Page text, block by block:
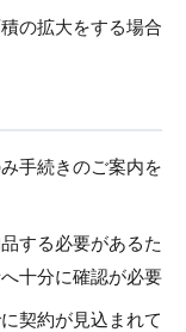
の拡大をする場合
手続きのご案内を
する必要があるた
十分に確認が必要
契約が見込まれて